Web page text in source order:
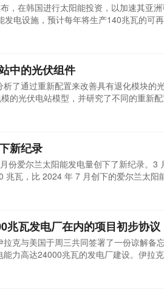
，在韩国进行太阳能投资，以加速其亚
电设施，预计每年将生产140兆瓦的可
Generation监管，并与当地开发商
生产的电力每年可供4.5万户家庭使用。
中的光伏组件
了通过重新配置来改善具有退化模块的
的光伏电站模型，并研究了不同的重新
织表示：在几种可能的情况下，重新配
新配置被定义为改变连接到一个串监控
新纪录
份爱尔兰太阳能发电量创下了新纪录。3
瓦，比 2024 年 7 月创下的爱尔兰太阳
能发电量第三高的月份。此外，爱尔兰
装置释放了 300MW 的电力，创下了
兆瓦发电厂在内的项目初步协议
克与美国于周三共同签署了一份谅解备
力高达24000兆瓦的发电厂建设。伊拉
公司也达成了一项合作协议，将共同推
朗普政府在上个月取消了一项针对伊拉克